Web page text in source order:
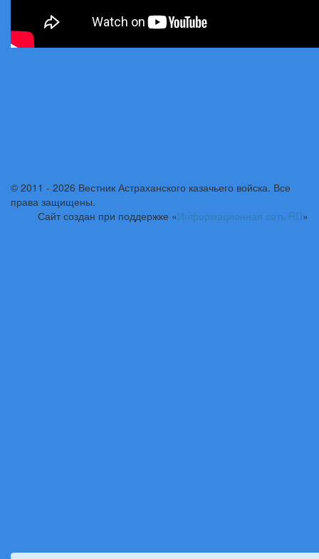
© 2011 - 2026 Вестник Астраханского казачьего войска. Все
права защищены.
Сайт создан при поддержке «Информационная сеть RD»